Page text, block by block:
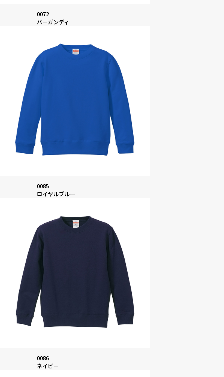
0072
バーガンディ
0085
ロイヤルブルー
0086
ネイビー